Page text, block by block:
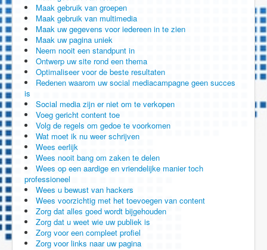
Maak gebruik van groepen
Maak gebruik van multimedia
Maak uw gegevens voor iedereen in te zien
Maak uw pagina uniek
Neem nooit een standpunt in
Ontwerp uw site rond een thema
Optimaliseer voor de beste resultaten
Redenen waarom uw social mediacampagne geen succes
is
Social media zijn er niet om te verkopen
Voeg gericht content toe
Volg de regels om gedoe te voorkomen
Wat moet ik nu weer schrijven
Wees eerlijk
Wees nooit bang om zaken te delen
Wees op een aardige en vriendelijke manier toch
professioneel
Wees u bewust van hackers
Wees voorzichtig met het toevoegen van content
Zorg dat alles goed wordt bijgehouden
Zorg dat u weet wie uw publiek is
Zorg voor een compleet profiel
Zorg voor links naar uw pagina